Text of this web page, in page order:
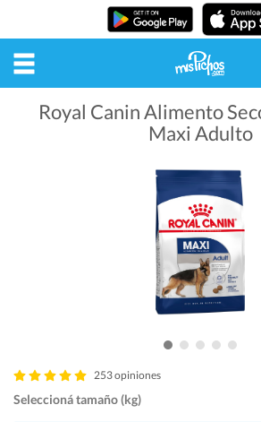
Royal Canin Alimento
Maxi Adulto
253 opiniones
Seleccioná tamaño (kg)